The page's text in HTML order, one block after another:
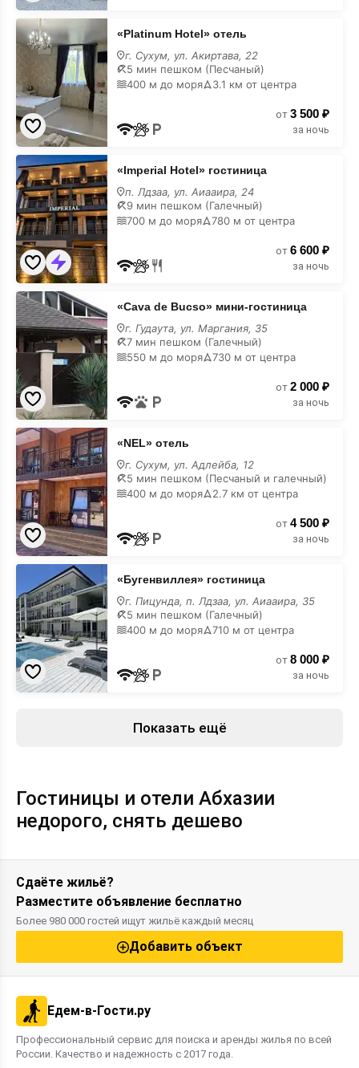
«Platinum
Hotel»
отель
недорого
«Platinum Hotel» отель
г. Сухум, ул. Акиртава, 22
5 мин пешком (Песчаный)
400 м до моря
3.1 км от центра
от 3 500 ₽
за ночь
«Imperial
Hotel»
гостиница
недорого
«Imperial Hotel» гостиница
п. Лдзаа, ул. Аиааира, 24
9 мин пешком (Галечный)
700 м до моря
780 м от центра
от 6 600 ₽
за ночь
«Cava
de
Bucso»
мини-
гостиница
недорого
«Cava de Bucso» мини-гостиница
г. Гудаута, ул. Маргания, 35
7 мин пешком (Галечный)
550 м до моря
730 м от центра
от 2 000 ₽
за ночь
«NEL»
отель
недорого
«NEL» отель
г. Сухум, ул. Адлейба, 12
5 мин пешком (Песчаный и галечный)
400 м до моря
2.7 км от центра
от 4 500 ₽
за ночь
«Бугенвиллея»
гостиница
недорого
«Бугенвиллея» гостиница
г. Пицунда, п. Лдзаа, ул. Аиааира, 35
5 мин пешком (Галечный)
400 м до моря
710 м от центра
от 8 000 ₽
за ночь
Показать ещё
Гостиницы и отели Абхазии
недорого, снять дешево
Сдаёте жильё?
Разместите объявление бесплатно
Более 980 000 гостей ищут жильё каждый месяц
Добавить объект
Едем-в-Гости.ру
Профессиональный сервис для поиска и аренды жилья по всей
России. Качество и надежность с 2017 года.